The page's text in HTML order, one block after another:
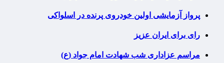
پرواز آزمایشی اولین خودروی پرنده در اسلواکی
رای برای ایران عزیز
مراسم عزاداری شب شهادت امام جواد (ع)